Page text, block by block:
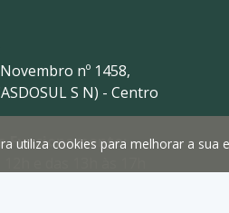
nº 1458,
S N) - Centro
Funcionamento:
utiliza cookies para melhorar a sua